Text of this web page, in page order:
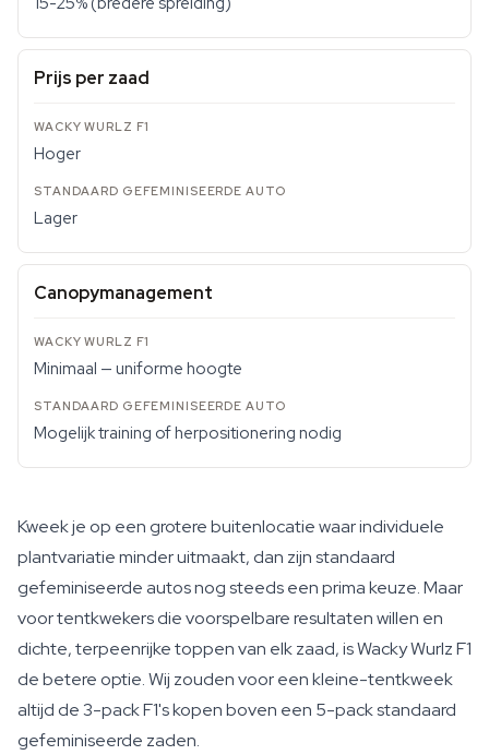
Prijs per zaad
Hoger
Lager
Canopymanagement
Minimaal — uniforme hoogte
Mogelijk training of herpositionering nodig
Kweek je op een grotere buitenlocatie waar individuele
plantvariatie minder uitmaakt, dan zijn standaard
gefeminiseerde autos nog steeds een prima keuze. Maar
voor tentkwekers die voorspelbare resultaten willen en
dichte, terpeenrijke toppen van elk zaad, is Wacky Wurlz F1
de betere optie. Wij zouden voor een kleine-tentkweek
altijd de 3-pack F1's kopen boven een 5-pack standaard
gefeminiseerde zaden.